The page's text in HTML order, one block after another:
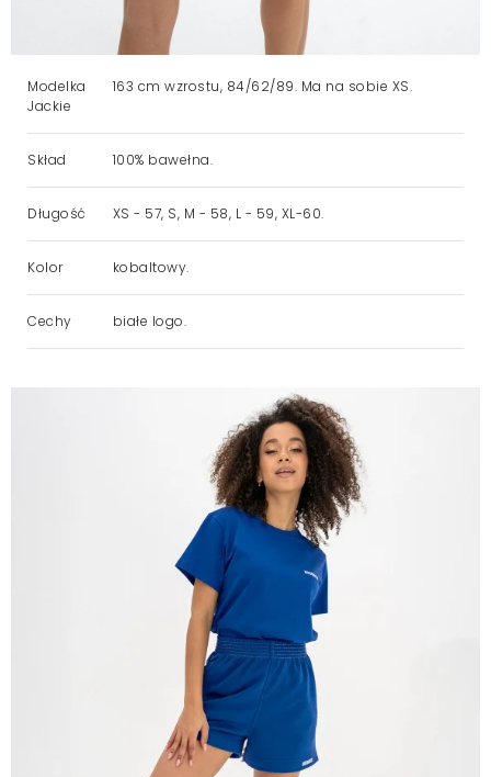
Modelka
Jackie
163 cm wzrostu, 84/62/89. Ma na sobie XS.
Skład 100% bawełna.
Długość XS - 57, S, M - 58, L - 59, XL-60.
Kolor kobaltowy.
Cechy białe logo.